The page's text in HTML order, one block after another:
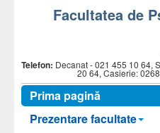
Facultatea de
Telefon: Decanat -021 455 10 64,
20 64, Casierie:
Prima pagină
Prezentare facultate